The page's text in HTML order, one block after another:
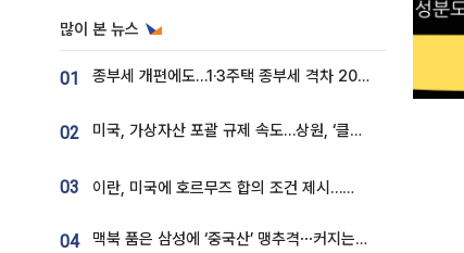
많이 본 뉴스
01 종부세 개편에도…1·3주택 종부세 격차 2028년부터 확대
02 미국, 가상자산 포괄 규제 속도…상원, ‘클래리티법’ 9월 절차투표 추진
03 이란, 미국에 호르무즈 합의 조건 제시…美 “경기 아직 안 끝나” [종합]
04 맥북 품은 삼성에 ‘중국산’ 맹추격⋯커지는 노트북 OLED 시장